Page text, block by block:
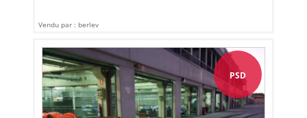
Vendu par : berlev
PSD